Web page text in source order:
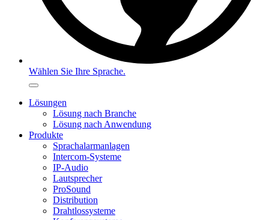
Wählen Sie Ihre Sprache.
Lösungen
Lösung nach Branche
Lösung nach Anwendung
Produkte
Sprachalarmanlagen
Intercom-Systeme
IP-Audio
Lautsprecher
ProSound
Distribution
Drahtlossysteme